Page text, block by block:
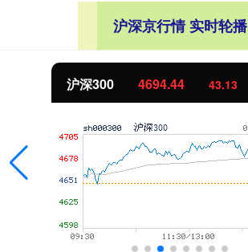
沪深京行情 实时轮播
沪深300 4694.44 43.13